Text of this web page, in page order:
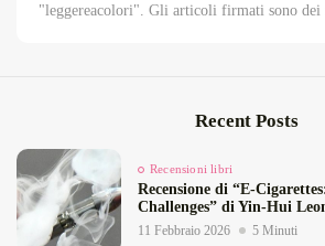
"leggereacolori". Gli articoli firmati sono dei
Recent Posts
Recensioni libri
Recensione di
Challenges” di Yin‑Hui
11 Febbraio 2026 5 Minuti